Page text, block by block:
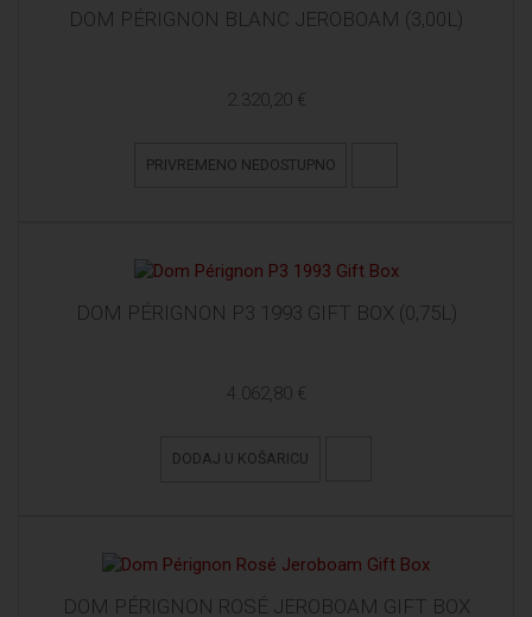
DOM PÉRIGNON BLANC JEROBOAM (3,00L)
2.320,20 €
PRIVREMENO NEDOSTUPNO
DOM PÉRIGNON P3 1993 GIFT BOX (0,75L)
4.062,80 €
DODAJ U KOŠARICU
DOM PÉRIGNON ROSÉ JEROBOAM GIFT BOX